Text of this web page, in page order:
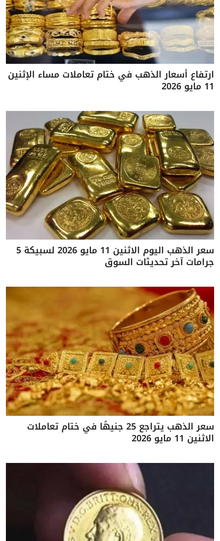
ارتفاع أسعار الذهب في ختام تعاملات مساء الإثنين
11 مايو 2026
سعر الذهب اليوم الاثنين 11 مايو 2026 لسبيكة 5
جرامات آخر تحديثات السوق
سعر الذهب يتراجع 25 جنيهًا في ختام تعاملات
الاثنين 11 مايو 2026